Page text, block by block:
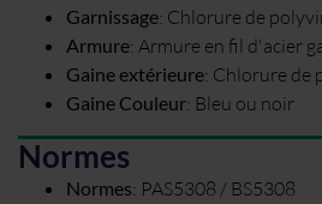
Garnissage: Chlorure de
Armure: Armure en fil d'acier
Gaine extérieure: Chlorure de
Gaine Couleur: Bleu ou noir
Normes
Normes: PAS5308 / BS5308